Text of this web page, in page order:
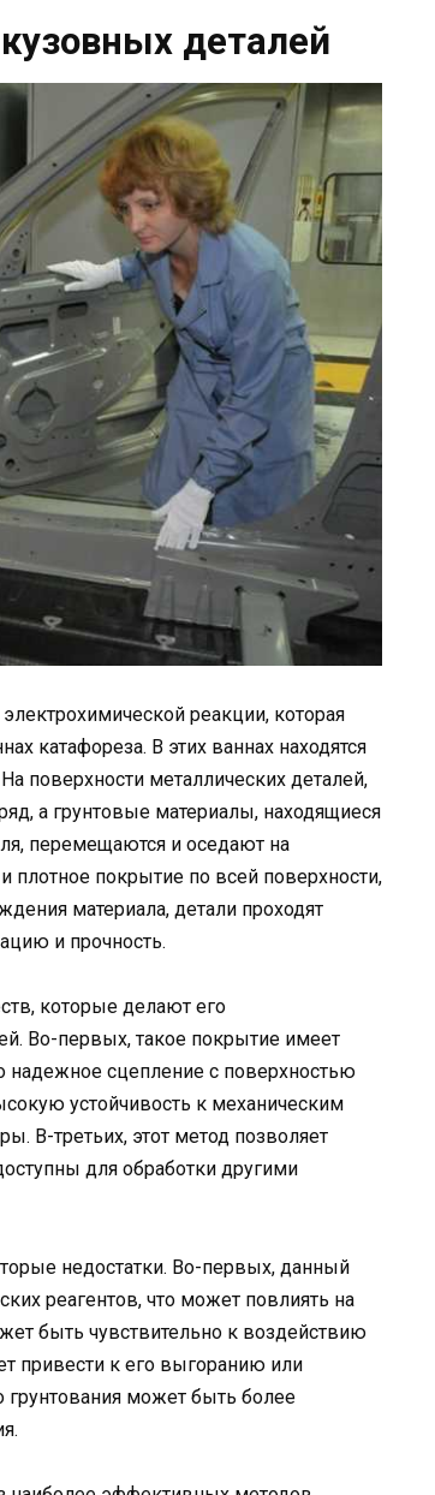
деталей
реакции, которая
катафореза. В этих ваннах находятся
поверхности металлических деталей,
а грунтовые материалы, находящиеся
перемещаются и оседают на
плотное покрытие по всей поверхности,
материала, детали проходят
и прочность.
которые делают его
Во-первых, такое покрытие имеет
надежное сцепление с поверхностью
устойчивость к механическим
В-третьих, этот метод позволяет
для обработки другими
недостатки. Во-первых, данный
реагентов, что может повлиять на
быть чувствительно к воздействию
привести к его выгоранию или
грунтования может быть более